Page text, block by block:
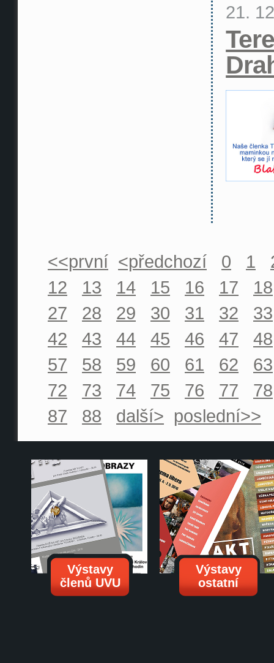
21.
<<první <předchozí 0 1
12
13 14 15 16 17
18
27
28 29 30 31 32
33
42
43 44 45 46 47
48
57
58 59 60 61 62
63
72
73 74 75 76 77
78
87
88 další> poslední>>
Výstavy
členů UVU
Výstavy
ostatní